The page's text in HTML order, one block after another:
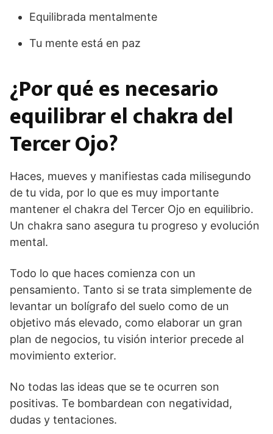
Equilibrada mentalmente
Tu mente está en paz
¿Por qué es necesario
equilibrar el chakra del
Tercer Ojo?
Haces, mueves y manifiestas cada milisegundo
de tu vida, por lo que es muy importante
mantener el chakra del Tercer Ojo en equilibrio.
Un chakra sano asegura tu progreso y evolución
mental.
Todo lo que haces comienza con un
pensamiento. Tanto si se trata simplemente de
levantar un bolígrafo del suelo como de un
objetivo más elevado, como elaborar un gran
plan de negocios, tu visión interior precede al
movimiento exterior.
No todas las ideas que se te ocurren son
positivas. Te bombardean con negatividad,
dudas y tentaciones.